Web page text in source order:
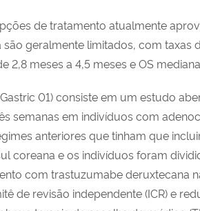
de tratamento atualmente
geralmente limitados, com taxas
2,8 meses a 4,5 meses e OS
01) consiste em um estudo
semanas em indivíduos com
anteriores que tinham que
coreana e os indivíduos foram
com trastuzumabe deruxtecana
de revisão independente (ICR) e